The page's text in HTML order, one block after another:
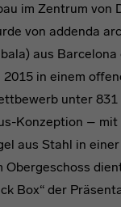
im Zentrum von
von addenda
aus Barcelona
in einem
unter 831
Konzeption – mit
aus Stahl in
Obergeschoss
Box“ der